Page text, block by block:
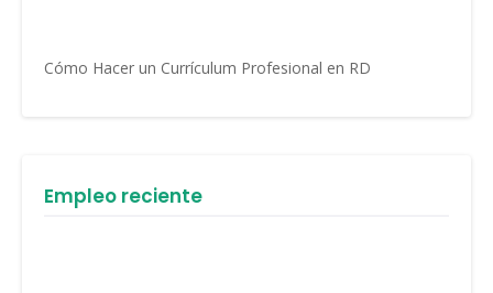
Cómo Hacer un Currículum Profesional en RD
Empleo reciente